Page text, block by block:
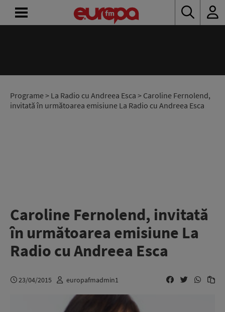
Programe> La Radio cu Andreea Esca > Caroline Fernolend,
invitată în următoarea emisiune La Radio cu Andreea Esca
Caroline Fernolend, invitată
în următoarea emisiune La
Radio cu Andreea Esca
23/04/2015 europafmadmin1
RADIO